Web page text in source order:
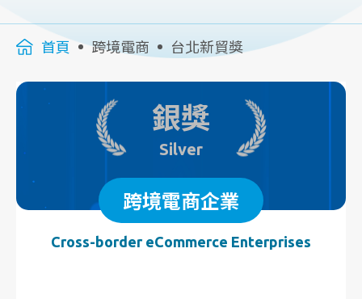
首頁 跨境電商 台北新貿獎
銀獎
Silver
跨境電商企業
Cross-border eCommerce Enterprises